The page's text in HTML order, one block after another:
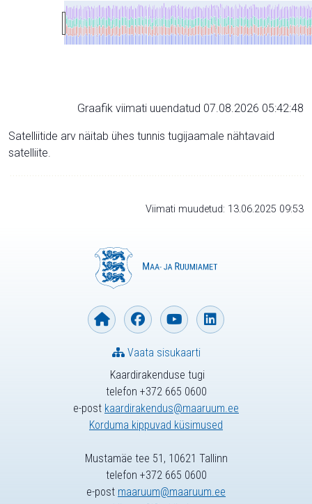
Graafik viimati uuendatud 07.08.2026 05:42:48
Satelliitide arv näitab ühes tunnis tugijaamale nähtavaid
satelliite.
Viimati muudetud: 13.06.2025 09:53
Kaardirakenduse tugi
telefon +372 665 0600
e-post kaardirakendus@maaruum.ee
Korduma kippuvad küsimused
Vaata sisukaarti
Mustamäe tee 51, 10621 Tallinn
telefon +372 665 0600
e-post maaruum@maaruum.ee